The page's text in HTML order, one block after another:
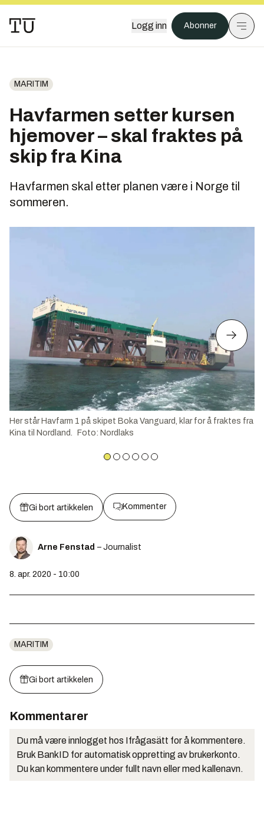
Logg inn Abonner
MARITIM
Havfarmen setter kursen
hjemover – skal fraktes på
skip fra Kina
Havfarmen skal etter planen være i Norge til
sommeren.
Her står Havfarm 1 på skipet Boka Vanguard, klar for å fraktes fra
Kina til Nordland.
Foto: Nordlaks
Gi bort artikkelen Kommenter
Arne Fenstad – Journalist
8. apr. 2020 - 10:00
MARITIM
Gi bort artikkelen
Kommentarer
Du må være innlogget hos Ifrågasätt for å kommentere.
Bruk BankID for automatisk oppretting av brukerkonto.
Du kan kommentere under fullt navn eller med kallenavn.